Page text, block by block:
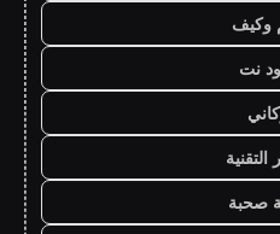
وكيف
نت
صحبة